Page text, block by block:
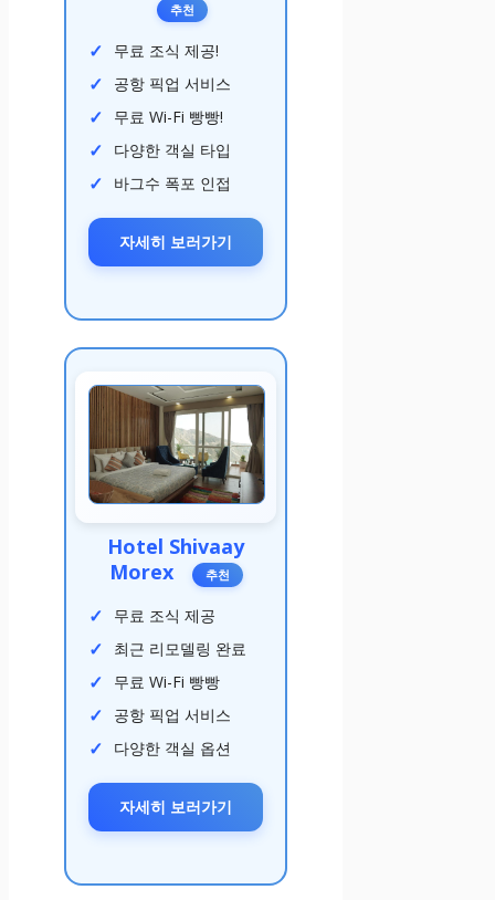
추천
무료 조식 제공!
공항 픽업 서비스
무료 Wi-Fi 빵빵!
다양한 객실 타입
바그수 폭포 인접
자세히 보러가기
Hotel Shivaay
Morex
추천
무료 조식 제공
최근 리모델링 완료
무료 Wi-Fi 빵빵
공항 픽업 서비스
다양한 객실 옵션
자세히 보러가기